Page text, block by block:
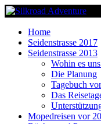
Home
Seidenstrasse 2017
Seidenstrasse 2013
Wohin es
Die Planung
Tagebuch
Das
Mopedreisen vor